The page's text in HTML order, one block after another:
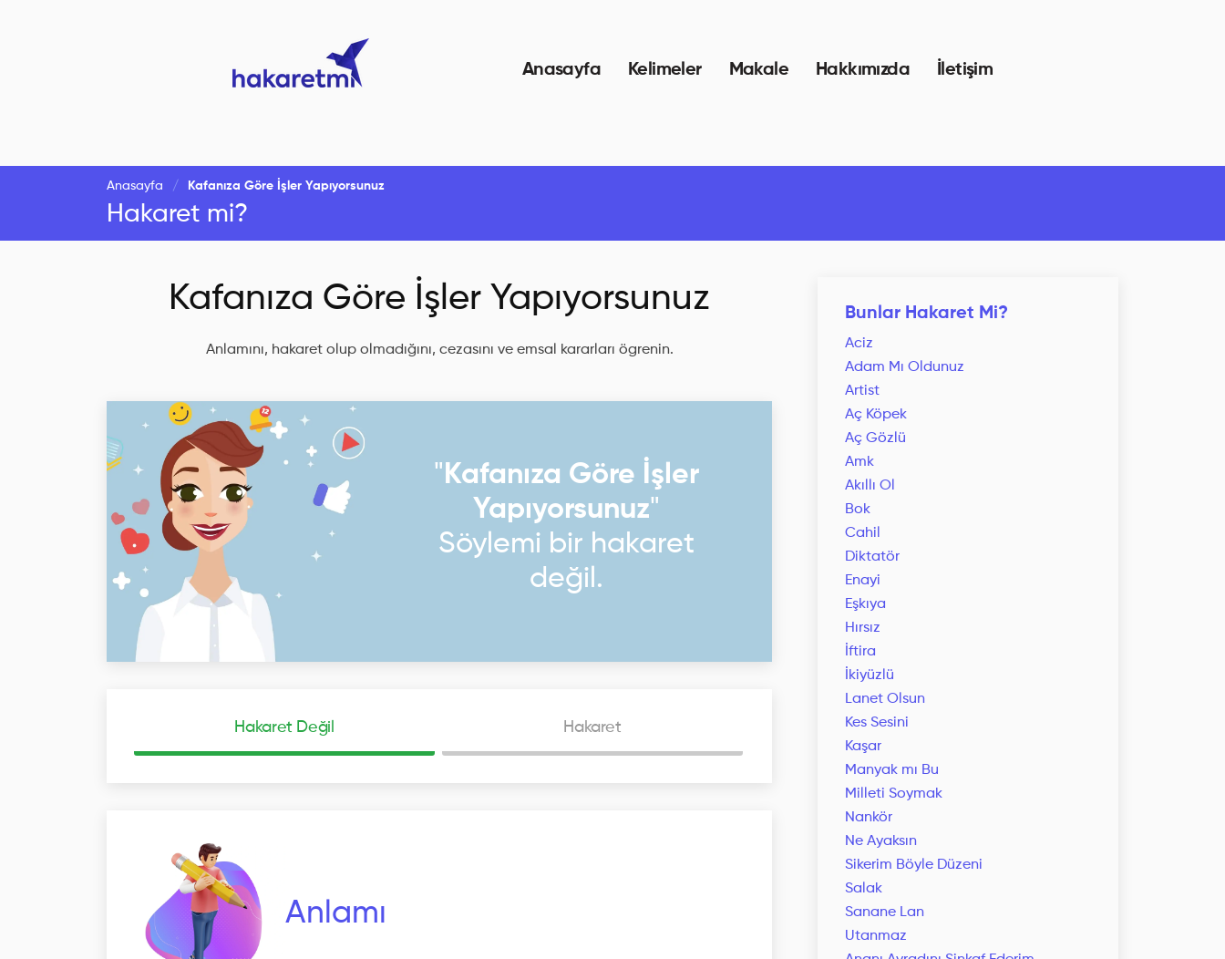
Anasayfa Kelimeler Makale Hakkımızda İletişim
Anasayfa Kafanıza Göre İşler Yapıyorsunuz
Hakaret mi?
Kafanıza Göre İşler Yapıyorsunuz
Anlamını, hakaret olup olmadığını, cezasını ve emsal kararları ögrenin.
" Kafanıza Göre İşler
Yapıyorsunuz"
Söylemi bir hakaret
değil.
Hakaret Değil Hakaret
Anlamı
Bunlar Hakaret Mi?
Aciz
Adam Mı Oldunuz
Artist
Aç Köpek
Aç Gözlü
Amk
Akıllı Ol
Bok
Cahil
Diktatör
Enayi
Eşkıya
Hırsız
İftira
İkiyüzlü
Lanet Olsun
Kes Sesini
Kaşar
Manyak mı Bu
Milleti Soymak
Nankör
Ne Ayaksın
Sikerim Böyle Düzeni
Salak
Sanane Lan
Utanmaz